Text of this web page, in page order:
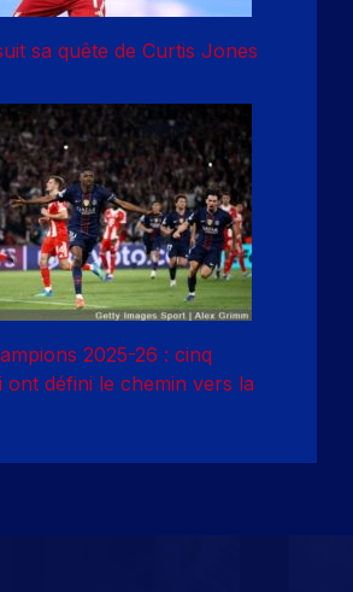
sa quête de Curtis Jones
2025-26 : cinq
ont défini le chemin vers la